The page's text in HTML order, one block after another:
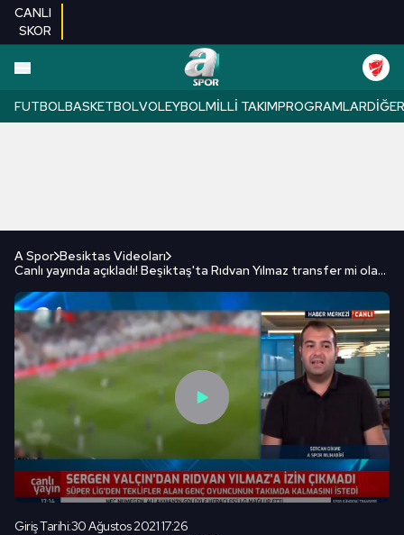
CANLI
SKOR
FUTBOLBASKETBOLVOLEYBOLMILLI TAKIMPROGRAMLARDIĞER
A Spor Besiktas Videoları
Canlı yayında açıkladı! Beşiktaş'ta Rıdvan Yılmaz transfer mi olacak? (Bjk haberleri)
Giriş Tarihi:30 Ağustos 2021 17:26